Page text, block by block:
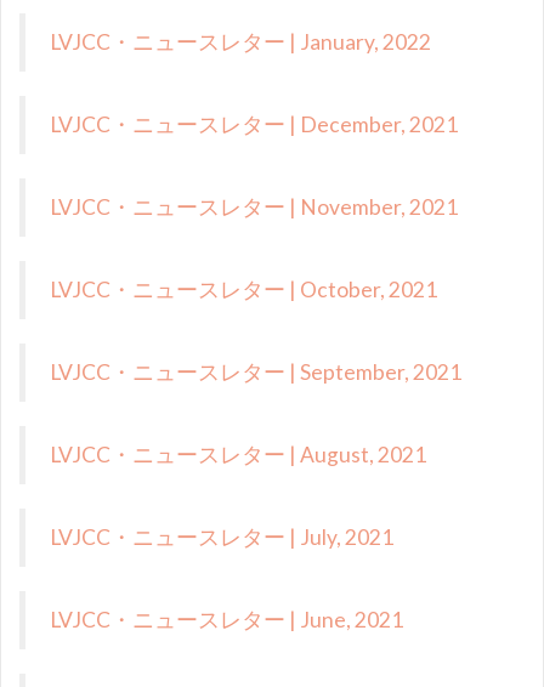
LVJCC・ニュースレター | January, 2022
LVJCC・ニュースレター | December, 2021
LVJCC・ニュースレター | November, 2021
LVJCC・ニュースレター | October, 2021
LVJCC・ニュースレター | September, 2021
LVJCC・ニュースレター | August, 2021
LVJCC・ニュースレター | July, 2021
LVJCC・ニュースレター | June, 2021